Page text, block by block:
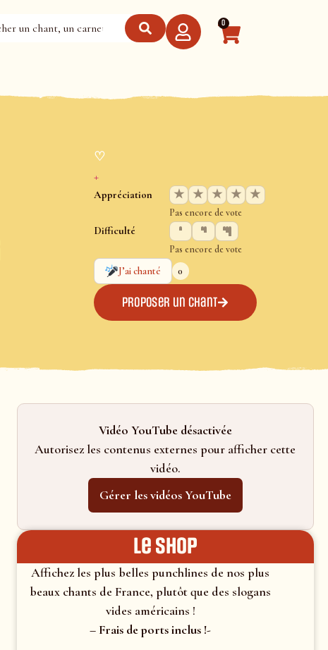
0
♡
+
Appréciation ★ ★ ★ ★ ★
Pas encore de vote
Difficulté
Pas encore de vote
J’ai chanté
0
Proposer un chant
Vidéo YouTube désactivée
Autorisez les contenus externes pour afficher cette
vidéo.
Gérer les vidéos YouTube
le shop
Affichez les plus belles punchlines de nos plus
beaux chants de France, plutôt que des slogans
vides américains !
– Frais de ports inclus !-